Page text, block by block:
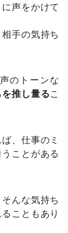
声をかけて
手の気持ち
のトーンな
推し量るこ
、仕事のミ
ことがある
んな気持ち
こともあり